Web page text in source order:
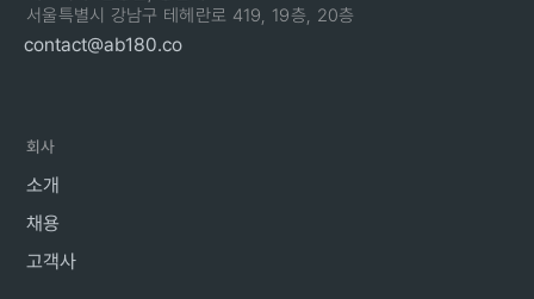
서울특별시 강남구 테헤란로 419, 19층, 20층
contact@ab180.co
회사
소개
채용
고객사